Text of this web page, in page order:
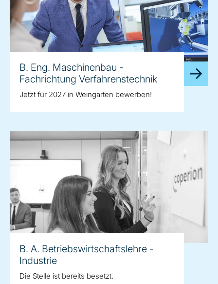
B. Eng. Maschinenbau -
Fachrichtung Verfahrenstechnik
Jetzt für 2027 in Weingarten bewerben!
B. A. Betriebswirtschaftslehre -
Industrie
Die Stelle ist bereits besetzt.